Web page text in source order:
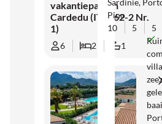
vakantiepark in
Cardedu (IT2262-2 Nr.
1)
6 2 1
Pino
10
5
5